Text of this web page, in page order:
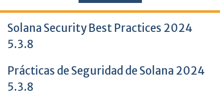
Solana Security Best Practices 2024
5.3.8
Prácticas de Seguridad de Solana 2024
5.3.8